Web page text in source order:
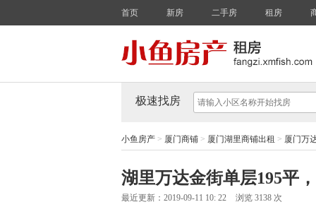
首页 新房 二手房 租房
极速找房
小鱼房产 > 厦门商铺 > 厦门湖里商铺出租 > 厦门万
湖里万达金街单层195平
最近更新：2019-09-11 10: 22 浏览 3138 次